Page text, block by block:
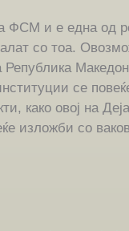
ФСМ и е една од
со тоа.
Република
се
како овој на
изложби со